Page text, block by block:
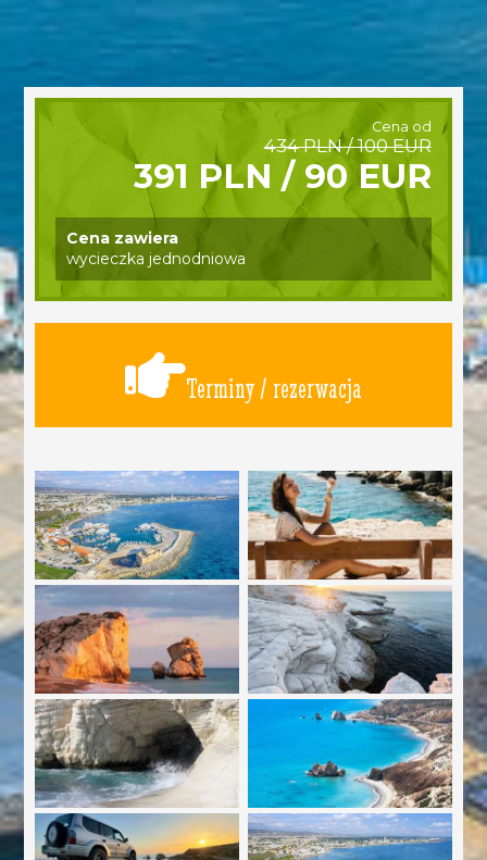
Cena od
434 PLN / 100 EUR
391 PLN / 90 EUR
Cena zawiera
wycieczka jednodniowa
Terminy / rezerwacja